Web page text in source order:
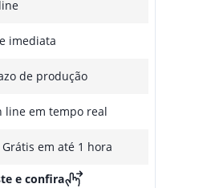
imediata
de produção
line em tempo real
em até 1 hora
e confira